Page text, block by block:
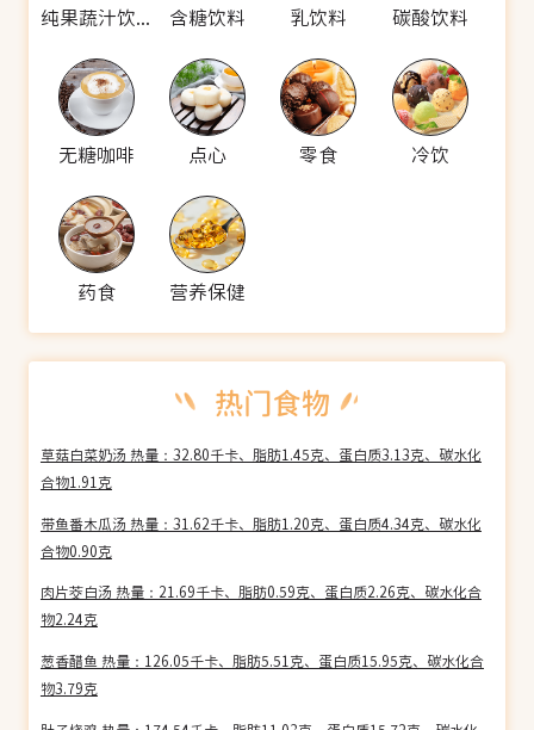
纯果蔬汁饮料 含糖饮料 乳饮料 碳酸饮料
无糖咖啡 点心 零食 冷饮
药食 营养保健
草菇白菜奶汤 热量：32.80千卡、脂肪1.45克、蛋白质3.13克、碳水化
合物1.91克
带鱼番木瓜汤 热量：31.62千卡、脂肪1.20克、蛋白质4.34克、碳水化
合物0.90克
肉片茭白汤 热量：21.69千卡、脂肪0.59克、蛋白质2.26克、碳水化合
物2.24克
葱香醋鱼 热量：126.05千卡、脂肪5.51克、蛋白质15.95克、碳水化合
物3.79克